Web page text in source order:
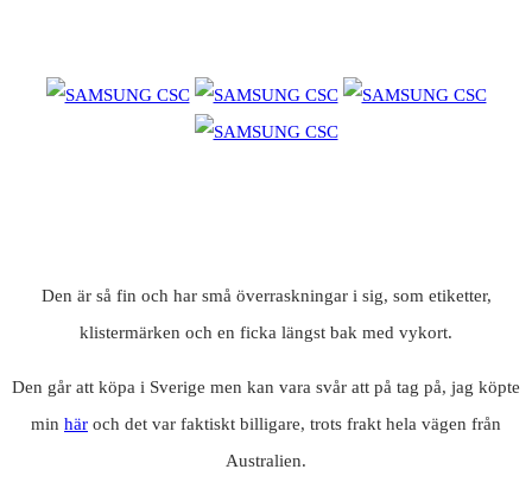
Den är så fin och har små överraskningar i sig, som etiketter,
klistermärken och en ficka längst bak med vykort.
Den går att köpa i Sverige men kan vara svår att på tag på, jag köpte
min här och det var faktiskt billigare, trots frakt hela vägen från
Australien.